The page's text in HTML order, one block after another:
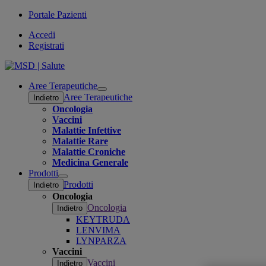
Portale Pazienti
Accedi
Registrati
Aree Terapeutiche
Open
submenu
Indietro Aree Terapeutiche
Oncologia
Vaccini
Malattie Infettive
Malattie Rare
Malattie Croniche
Medicina Generale
Prodotti
Open
submenu
Indietro Prodotti
Oncologia
Indietro Oncologia
KEYTRUDA
LENVIMA
LYNPARZA
Vaccini
Indietro Vaccini